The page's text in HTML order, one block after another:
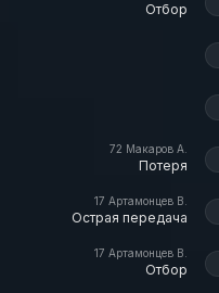
Отбор
72 Макаров А.
Потеря
17 Артамонцев В.
Острая передача
17 Артамонцев В.
Отбор